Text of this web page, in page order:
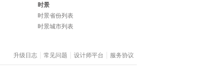
时景
时景省份列表
时景城市列表
升级日志 常见问题 设计师平台 服务协议